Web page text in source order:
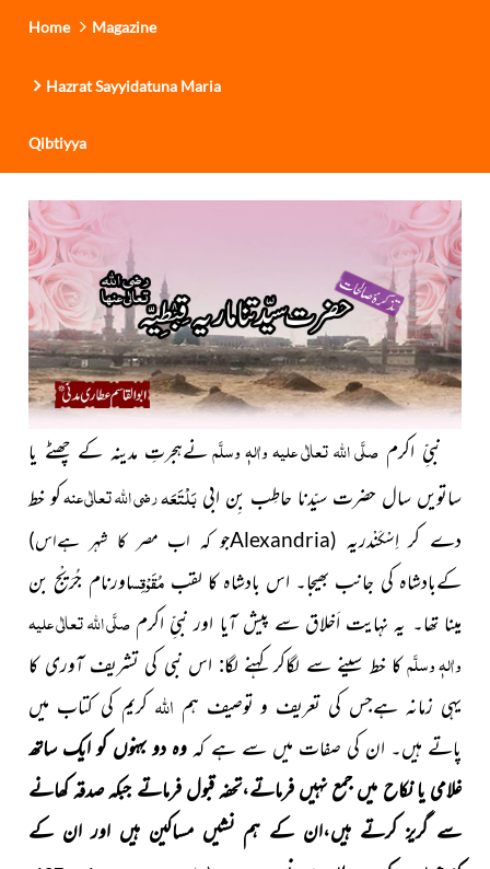
Home Magazine
Hazrat Sayyidatuna Maria
Qibtiyya
نبیِّ اکرم صلَّی اللہ تعالٰی علیہ واٰلہٖ وسلَّمنےہجرتِ مدینہ کے چھٹے یا
ساتویں سال حضرت سیّدنا حاطِب بِن ابی بَلْتَعَہرضی اللہ تعالٰی عنہکو خط
دے کر اِسْکَنْدریہ (
Alexandriaجو کہ اب مصر کا شہر ہےاس)
کےبادشاہ کی جانب بھیجا۔ اس بادشاہ کا لقب مُقَوْقِساورنام جُرَیْج بن
مینا تھا۔ یہ نہایت اَخلاق سے پیش آیا اور نبیِّ اکرمصلَّی اللہ تعالٰی علیہ
واٰلہٖ وسلَّمکا خط سینے سے لگاکر کہنے لگا: اس نبی کی تشریف آوری کا
یہی زمانہ ہےجس کی تعریف و توصیف ہم اللہ کریم کی کتاب میں
پاتے ہیں۔ ان کی صفات میں سے ہے کہ وہ دو بہنوں کو ایک ساتھ
غلامی یا نکاح میں جمع نہیں فرماتے،تحفہ قبول فرماتے جبکہ صدقہ کھانے
سے گریز کرتے ہیں،ان کے ہم نشیں مساکین ہیں اور ان کے